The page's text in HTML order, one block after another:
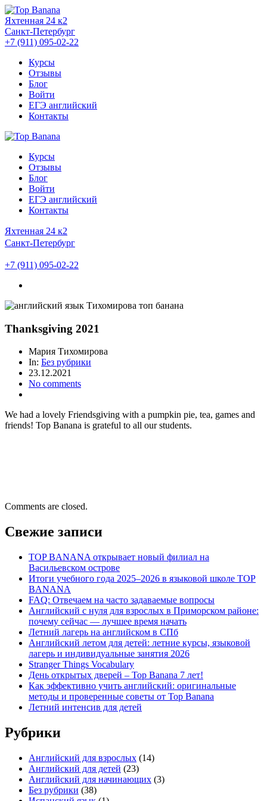
Яхтенная 24 к2
Санкт-Петербург
+7 (911) 095-02-22
Курсы
Отзывы
Блог
Войти
ЕГЭ английский
Контакты
Курсы
Отзывы
Блог
Войти
ЕГЭ английский
Контакты
Яхтенная 24 к2
Санкт-Петербург
+7 (911) 095-02-22
Thanksgiving 2021
Мария Тихомирова
In: Без рубрики
23.12.2021
No comments
We had a lovely Friendsgiving with a pumpkin pie, tea, games and
friends! Top Banana is grateful to all our students.
Comments are closed.
Свежие записи
TOP BANANA открывает новый филиал на
Васильевском острове
Итоги учебного года 2025–2026 в языковой школе TOP
BANANA
FAQ: Отвечаем на часто задаваемые вопросы
Английский с нуля для взрослых в Приморском районе:
почему сейчас — лучшее время начать
Летний лагерь на английском в СПб
Английский летом для детей: летние курсы, языковой
лагерь и индивидуальные занятия 2026
Stranger Things Vocabulary
День открытых дверей – Top Banana 7 лет!
Как эффективно учить английский: оригинальные
методы и проверенные советы от Top Banana
Летний интенсив для детей
Рубрики
Английский для взрослых (14)
Английский для детей (23)
Английский для начинающих (3)
Без рубрики (38)